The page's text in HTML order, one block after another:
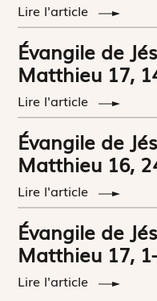
Lire l'article
Évangile de
Matthieu 17,
Lire l'article
Évangile de
Matthieu 16,
Lire l'article
Évangile de
Matthieu 17,
Lire l'article